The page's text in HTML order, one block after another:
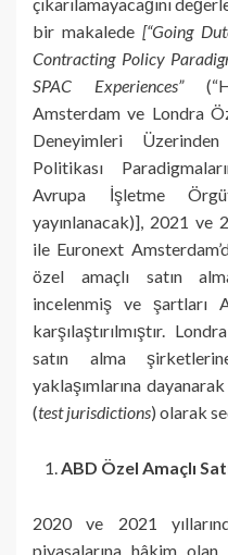
bir makalede [“Going
Contracting Policy
SPAC Experiences”
Amsterdam ve Londra
Deneyimleri
Politikası
Avrupa İşletme
yayınlanacak)], 2021 ve
ile Euronext
özel amaçlı satın
incelenmiş ve şartları
karşılaştırılmıştır.
satın alma
yaklaşımlarına
(test jurisdictions) olarak
ABD Özel Amaçlı
2020 ve 2021
piyasalarına hâkim